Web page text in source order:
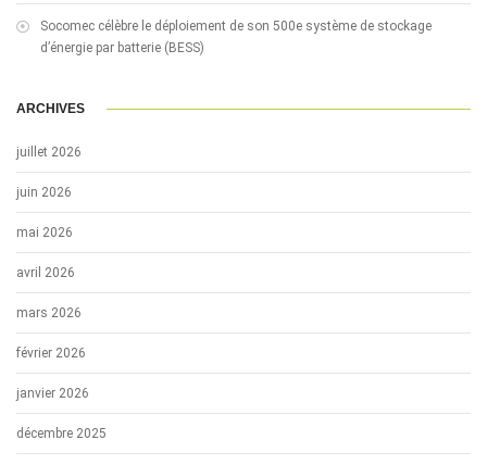
Socomec célèbre le déploiement de son 500e système de stockage
d’énergie par batterie (BESS)
ARCHIVES
juillet 2026
juin 2026
mai 2026
avril 2026
mars 2026
février 2026
janvier 2026
décembre 2025